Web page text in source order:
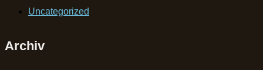
Uncategorized
Archiv